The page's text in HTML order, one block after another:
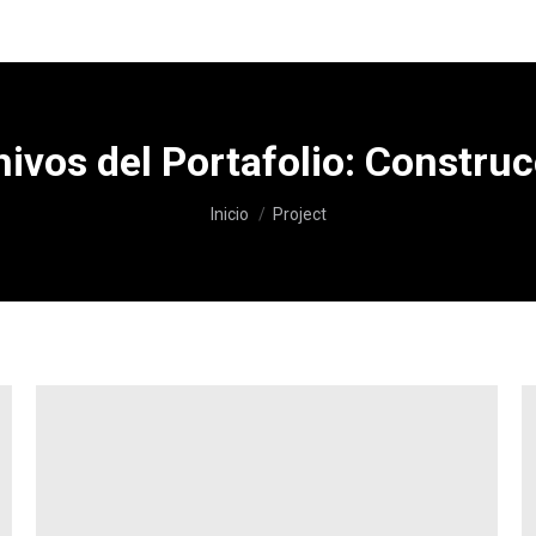
del Portafolio:
Estás aquí:
Inicio Project